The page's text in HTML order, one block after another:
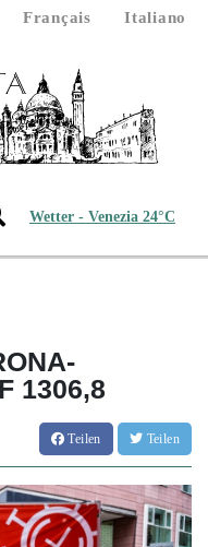
Français
Italiano
Wetter - Venezia 24°C
1306,8
Teilen Teilen